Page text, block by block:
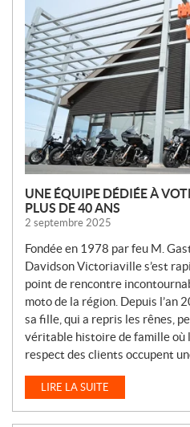
U
V
E
L
L
E
UNE ÉQUIPE DÉDIÉE À
PLUS DE 40 ANS
2 septembre 2025
Fondée en 1978 par feu M.
Davidson Victoriaville s’est
point de rencontre
moto de la région. Depuis l’an
sa fille, qui a repris les rênes,
véritable histoire de famille où
respect des clients occupent
LIRE LA SUITE